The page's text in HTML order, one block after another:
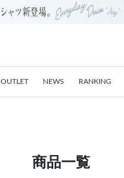
OUTLET NEWS RANKING
商品一覧